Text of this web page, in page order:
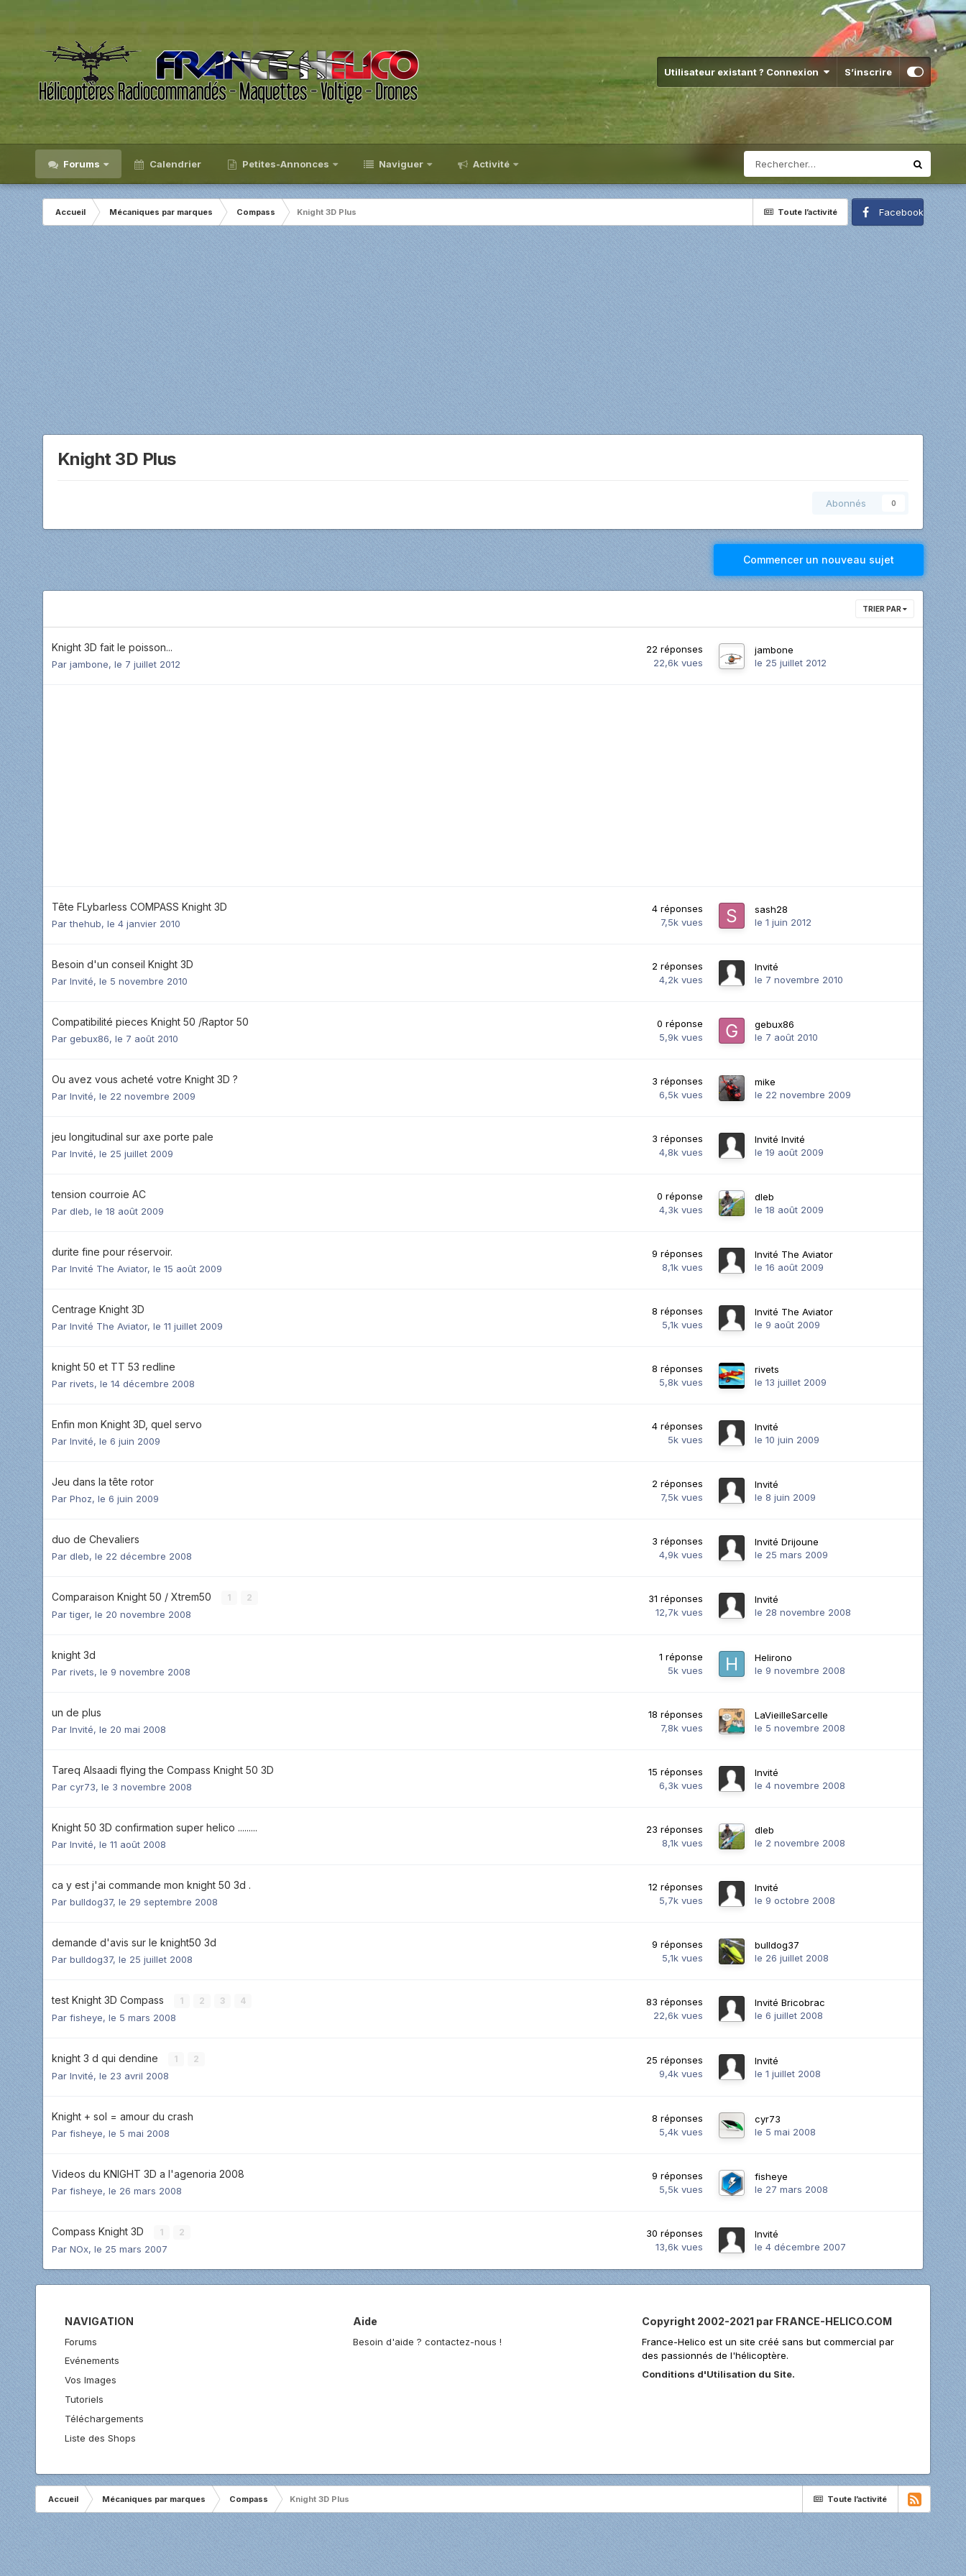
Utilisateur existant ? Connexion S’inscrire
Forums Calendrier Petites-Annonces Naviguer Activité
Toute l’activité
Accueil Mécaniques par marques Compass Knight 3D Plus Facebook
Knight 3D Plus
Abonnés 0
Commencer un nouveau sujet
TRIER PAR
Knight 3D fait le poisson...
Par jambone, le 7 juillet 2012
22 réponses
22,6k vues
jambone
le 25 juillet 2012
Tête FLybarless COMPASS Knight 3D
Parthehub, le 4 janvier 2010
4 réponses
7,5k vues
sash28
le 1 juin 2012
Besoin d'un conseil Knight 3D
Par Invité, le 5 novembre 2010
2 réponses
4,2k vues
Invité
le 7 novembre 2010
Compatibilité pieces Knight 50 /Raptor 50
Par gebux86, le 7 août 2010
0 réponse
5,9k vues
gebux86
le 7 août 2010
Ou avez vous acheté votre Knight 3D ?
Par Invité, le 22 novembre 2009
3 réponses
6,5k vues
mike
le 22 novembre 2009
jeu longitudinal sur axe porte pale
Par Invité, le 25 juillet 2009
3 réponses
4,8k vues
Invité Invité
le 19 août 2009
tension courroie AC
Par dleb, le 18 août 2009
0 réponse
4,3k vues
dleb
le 18 août 2009
durite fine pour réservoir.
Par Invité The Aviator, le 15 août 2009
9 réponses
8,1k vues
Invité The Aviator
le 16 août 2009
Centrage Knight 3D
Par Invité The Aviator, le 11 juillet 2009
8 réponses
5,1k vues
Invité The Aviator
le 9 août 2009
knight 50 et TT 53 redline
Par rivets, le 14 décembre 2008
8 réponses
5,8k vues
rivets
le 13 juillet 2009
Enfin mon Knight 3D, quel servo
Par Invité, le 6 juin 2009
4 réponses
5k vues
Invité
le 10 juin 2009
Jeu dans la tête rotor
Par Phoz, le 6 juin 2009
2 réponses
7,5k vues
Invité
le 8 juin 2009
duo de Chevaliers
Par dleb, le 22 décembre 2008
3 réponses
4,9k vues
Invité Drijoune
le 25 mars 2009
Comparaison Knight 50 / Xtrem50 1 2
Partiger, le 20 novembre 2008
31 réponses
12,7k vues
Invité
le 28 novembre 2008
knight 3d
Par rivets, le 9 novembre 2008
1 réponse
5k vues
Helirono
le 9 novembre 2008
un de plus
Par Invité, le 20 mai 2008
18 réponses
7,8k vues
LaVieilleSarcelle
le 5 novembre 2008
Tareq Alsaadi flying the Compass Knight 50 3D
Par cyr73, le 3 novembre 2008
15 réponses
6,3k vues
Invité
le 4 novembre 2008
Knight 50 3D confirmation super helico .........
Par Invité, le 11 août 2008
23 réponses
8,1k vues
dleb
le 2 novembre 2008
ca y est j'ai commande mon knight 50 3d .
Par bulldog37, le 29 septembre 2008
12 réponses
5,7k vues
Invité
le 9 octobre 2008
demande d'avis sur le knight50 3d
Par bulldog37, le 25 juillet 2008
9 réponses
5,1k vues
bulldog37
le 26 juillet 2008
test Knight 3D Compass 1 2 3 4
Par fisheye, le 5 mars 2008
83 réponses
22,6k vues
Invité Bricobrac
le 6 juillet 2008
knight 3 d qui dendine 1 2
Par Invité, le 23 avril 2008
25 réponses
9,4k vues
Invité
le 1 juillet 2008
Knight + sol = amour du crash
Par fisheye, le 5 mai 2008
8 réponses
5,4k vues
cyr73
le 5 mai 2008
Videos du KNIGHT 3D a l'agenoria 2008
Par fisheye, le 26 mars 2008
9 réponses
5,5k vues
fisheye
le 27 mars 2008
Compass Knight 3D 1 2
Par NOx, le 25 mars 2007
30 réponses
13,6k vues
Invité
le 4 décembre 2007
NAVIGATION
Forums
Evénements
Vos Images
Tutoriels
Téléchargements
Liste des Shops
Aide
Besoin d'aide ? contactez-nous !
Copyright 2002-2021 par FRANCE-HELICO.COM
France-Helico est un site créé sans but commercial par
des passionnés de l'hélicoptère.
Conditions d'Utilisation du Site.
Toute l’activité
Accueil Mécaniques par marques Compass Knight 3D Plus